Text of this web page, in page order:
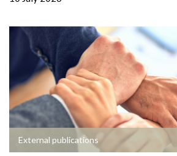
External publications